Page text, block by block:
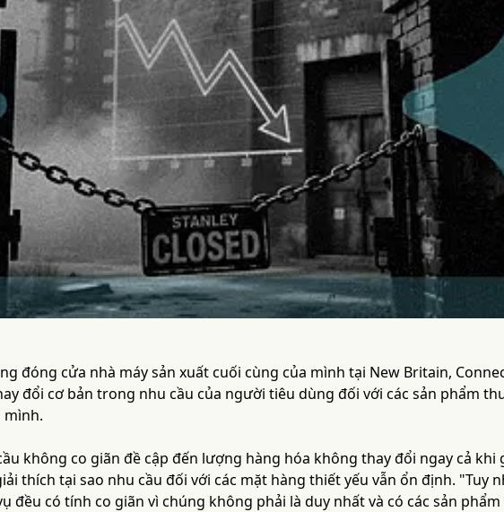
đóng cửa nhà máy sản xuất cuối cùng của mình tại New Britain,
đổi cơ bản trong nhu cầu của người tiêu dùng đối với các sản phẩm
mình.
không co giãn đề cập đến lượng hàng hóa không thay đổi ngay cả khi
thích tại sao nhu cầu đối với các mặt hàng thiết yếu vẫn ổn định. "Tuy
đều có tính co giãn vì chúng không phải là duy nhất và có các sản